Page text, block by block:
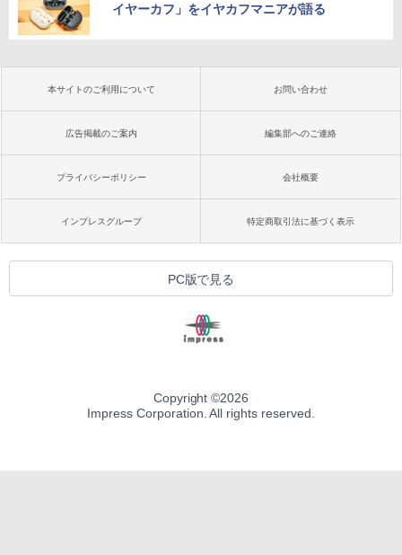
イヤーカフ」をイヤカフマニアが語る
本サイトのご利用について お問い合わせ
広告掲載のご案内 編集部へのご連絡
プライバシーポリシー 会社概要
インプレスグループ 特定商取引法に基づく表示
PC版で見る
Copyright ©2026
Impress Corporation. All rights reserved.